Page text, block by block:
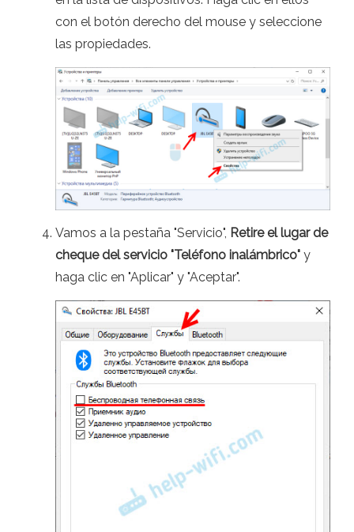
con el botón derecho del mouse y seleccione
las propiedades.
Vamos a la pestaña "Servicio", Retire el lugar de
cheque del servicio "Teléfono inalámbrico" y
haga clic en "Aplicar" y "Aceptar".